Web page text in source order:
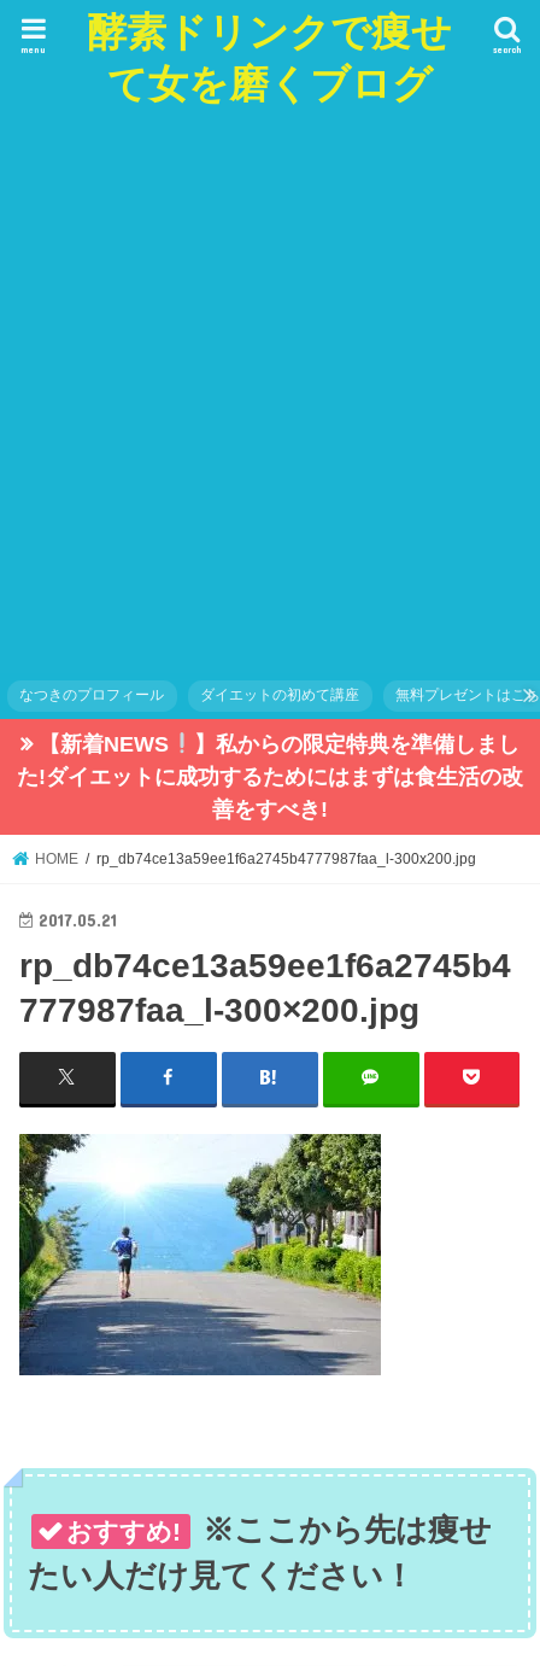
酵素ドリンクで痩せ
て女を磨くブログ
search
menu
なつきのプロフィール ダイエットの初めて講座 無料プレゼントはこ
【新着NEWS
】私からの限定特典を準備しまし
た!ダイエットに成功するためにはまずは食生活の改
善をすべき!
HOME rp_db74ce13a59ee1f6a2745b4777987faa_l-300x200.jpg
2017.05.21
rp_db74ce13a59ee1f6a2745b4
777987faa_l-300×200.jpg
おすすめ!
※ここから先は痩せ
たい人だけ見てください！